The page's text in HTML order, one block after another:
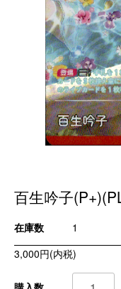
百生吟子
在庫数
1
3,000円(内税)